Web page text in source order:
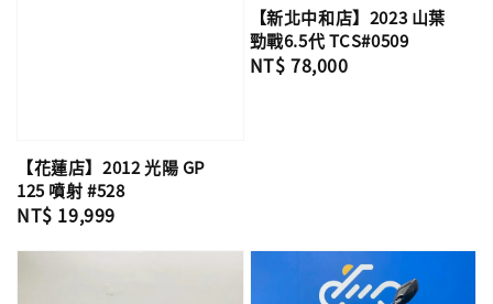
【花蓮店】2012 光陽 GP
125 噴射 #528
Regular
NT$ 19,999
【新北中和店】2023 山葉
勁戰6.5代 TCS#0509
Regular
NT$ 78,000